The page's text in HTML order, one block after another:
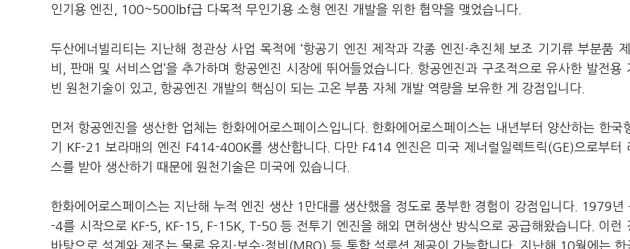
인기용 엔진, 100~500lbf급 다목적 무인기용 소형 엔진 개발을 위한 협약을 맺었습니다.
두산에너빌리티는 지난해 정관상 사업 목적에 ‘항공기 엔진 제작과 각종 엔진·추진체 보조 기기류 부분품
비, 판매 및 서비스업’을 추가하며 항공엔진 시장에 뛰어들었습니다. 항공엔진과 구조적으로 유사한 발전용
빈 원천기술이 있고, 항공엔진 개발의 핵심이 되는 고온 부품 자체 개발 역량을 보유한 게 강점입니다.
먼저 항공엔진을 생산한 업체는 한화에어로스페이스입니다. 한화에어로스페이스는 내년부터 양산하는 한국
기 KF-21 보라매의 엔진 F414-400K를 생산합니다. 다만 F414 엔진은 미국 제너럴일렉트릭(GE)으로부터
스를 받아 생산하기 때문에 원천기술은 미국에 있습니다.
한화에어로스페이스는 지난해 누적 엔진 생산 1만대를 생산했을 정도로 풍부한 경험이 강점입니다. 1979년
-4를 시작으로 KF-5, KF-15, F-15K, T-50 등 전투기 엔진을 해외 면허생산 방식으로 공급해왔습니다. 이런
바탕으로 설계와 제조는 물론 유지·보수·정비(MRO) 등 통합 설루션 제공이 가능합니다. 지난해 10월에는 한